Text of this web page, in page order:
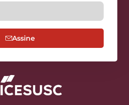
Assine